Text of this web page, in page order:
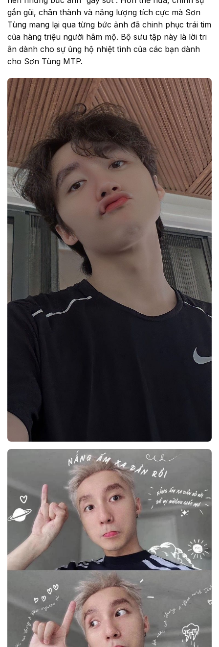
gần gũi, chân thành và năng lượng tích cực mà Sơn
Tùng mang lại qua từng bức ảnh đã chinh phục trái tim
của hàng triệu người hâm mộ. Bộ sưu tập này là lời tri
ân dành cho sự ủng hộ nhiệt tình của các bạn dành
cho Sơn Tùng MTP.